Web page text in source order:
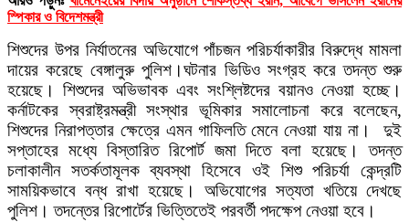
স্পিকার ও বিদেশমন্ত্রী
শিশুদের উপর নির্যাতনের অভিযোগে পাঁচজন পরিচর্যাকারীর বিরুদ্ধে মামলা
দায়ের করেছে বেঙ্গালুরু পুলিশ।ঘটনার ভিডিও সংগ্রহ করে তদন্ত শুরু
হয়েছে। শিশুদের অভিভাবক এবং সংশ্লিষ্টদের বয়ানও নেওয়া হচ্ছে।
কর্নাটকের স্বরাষ্ট্রমন্ত্রী সংস্থার ভূমিকার সমালোচনা করে বলেছেন,
শিশুদের নিরাপত্তার ক্ষেত্রে এমন গাফিলতি মেনে নেওয়া যায় না। দুই
সপ্তাহের মধ্যে বিস্তারিত রিপোর্ট জমা দিতে বলা হয়েছে। তদন্ত
চলাকালীন সতর্কতামূলক ব্যবস্থা হিসেবে ওই শিশু পরিচর্যা কেন্দ্রটি
সাময়িকভাবে বন্ধ রাখা হয়েছে। অভিযোগের সত্যতা খতিয়ে দেখছে
পুলিশ। তদন্তের রিপোর্টের ভিত্তিতেই পরবর্তী পদক্ষেপ নেওয়া হবে।